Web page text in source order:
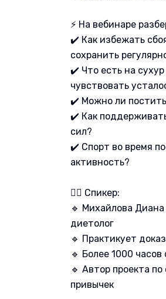
⚡ На вебинаре
✔️ Как избежать
сохранить
✔️ Что есть на
чувствовать
✔️ Можно ли
✔️ Как
сил?
✔️ Спорт во время
активность?
👩‍⚕ Спикер:
🔹 Михайлова
диетолог
🔹 Практикует
🔹 Более 1000
🔹 Автор проекта
привычек